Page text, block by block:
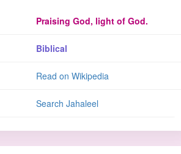
Praising God, light of God.
Biblical
Read on Wikipedia
Search Jahaleel